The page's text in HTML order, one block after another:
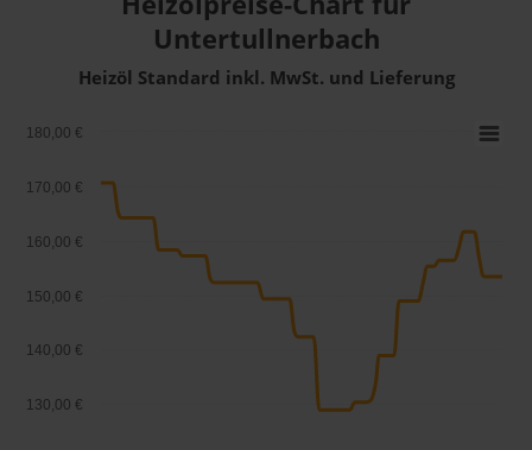
Untertullnerbach
Heizöl Standard inkl. MwSt. und Lieferung
130,00 €
140,00 €
150,00 €
160,00 €
170,00 €
180,00 €